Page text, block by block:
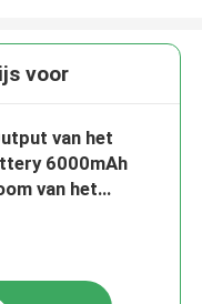
voor
van het
6000mAh
van het